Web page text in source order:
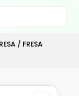
/ FRESA